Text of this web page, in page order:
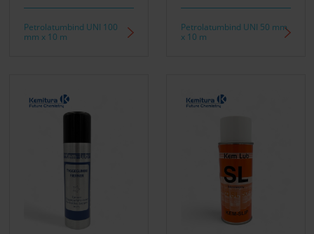
Petrolatumbind UNI 100
mm x 10 m
Petrolatumbind UNI 50 mm
x 10 m